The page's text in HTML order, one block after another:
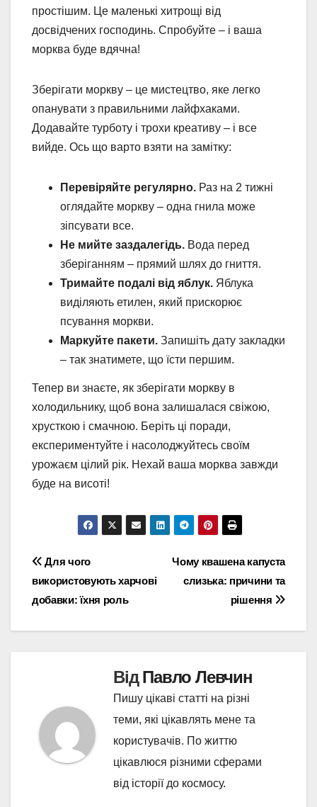
простішим. Це маленькі хитрощі від
досвідчених господинь. Спробуйте – і ваша
морква буде вдячна!
Зберігати моркву – це мистецтво, яке легко
опанувати з правильними лайфхаками.
Додавайте турботу і трохи креативу – і все
вийде. Ось що варто взяти на замітку:
Перевіряйте регулярно. Раз на 2 тижні
оглядайте моркву – одна гнила може
зіпсувати все.
Не мийте заздалегідь. Вода перед
зберіганням – прямий шлях до гниття.
Тримайте подалі від яблук. Яблука
виділяють етилен, який прискорює
псування моркви.
Маркуйте пакети. Запишіть дату закладки
– так знатимете, що їсти першим.
Тепер ви знаєте, як зберігати моркву в
холодильнику, щоб вона залишалася свіжою,
хрусткою і смачною. Беріть ці поради,
експериментуйте і насолоджуйтесь своїм
урожаєм цілий рік. Нехай ваша морква завжди
буде на висоті!
Навігація
записів
Чому квашена капуста
слизька: причини та
рішення
Для чого
використовують харчові
добавки: їхня роль
ВідПавло Левчин
Пишу цікаві статті на різні
теми, які цікавлять мене та
користувачів. По життю
цікавлюся різними сферами
від історії до космосу.